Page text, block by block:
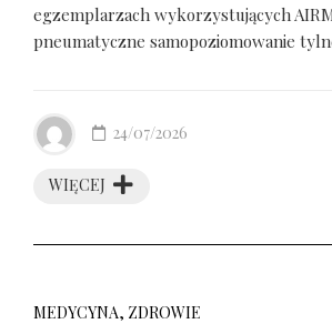
egzemplarzach wykorzystujących
pneumatyczne samopoziomowanie
WIĘCEJ
24/07/2026
MEDYCYNA, ZDROWIE